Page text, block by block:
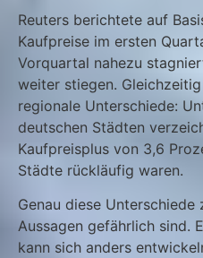
Reuters berichtete auf
Kaufpreise im ersten
Vorquartal nahezu
weiter stiegen.
regionale Unterschiede:
deutschen Städten
Kaufpreisplus von 3,6
Städte rückläufig waren.
Genau diese
Aussagen gefährlich sind.
kann sich anders